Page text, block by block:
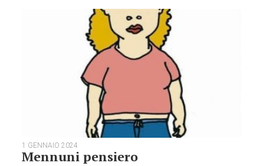
1 GENNAIO 2024
Mennuni pensiero